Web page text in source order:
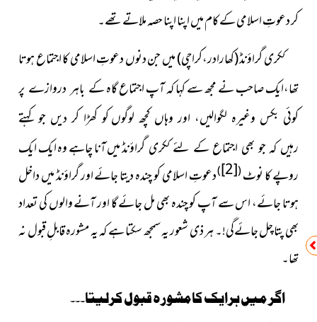
کر دعوتِ اسلامی کے کام میں اپنا اپنا حصہ ملاتے تھے۔
ککری گراؤنڈ (کھارادر،کراچی) میں جن دنوں دعوتِ اسلامیکا اجتماع ہوتا
تھا،ایک صاحب نے مجھ سے کہا کہ آپ اجتماع گاہکے باہر دروازے پر
کوئی بکس وغیرہ لگوالیں، اور وہاں کچھ لوگوںکو کھڑا کر دیں جو کہتے
رہیں کہ جو بھی اجتماع کے لئے ککری گراؤنڈمیں آنا چاہے وہ ایک ایک
روپے کا نوٹ(
[2]
)دعوتِ اسلامی کو چندہ دیتا جائے اور گراؤنڈ میں داخل
ہوتا جائے، اس سے آپ کو چندہ بھی مل جائے گا اور آنے والوں کی تعداد
بھی پتا چل جائےگی!۔ ہر ذی شعور یہ سمجھ سکتا ہے کہ یہ مشورہ قابلِ قبول نہ
تھا۔
اگر میں ہرایک کامشورہ قبول کرلیتا۔۔۔